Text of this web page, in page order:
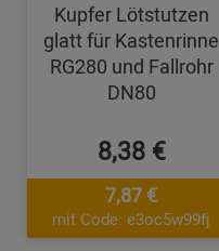
Kupfer Lötstutzen
glatt für Kastenrinne
RG280 und Fallrohr
DN80
8,38 €
7,87 €
mit Code: e3oc5w99fj